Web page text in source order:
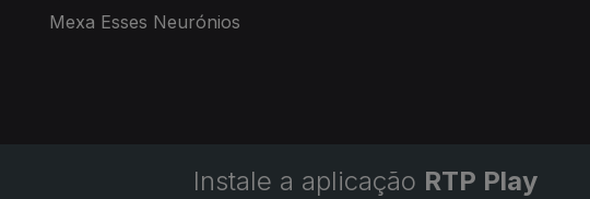
Mexa Esses Neurónios
Instale a aplicação RTP Play